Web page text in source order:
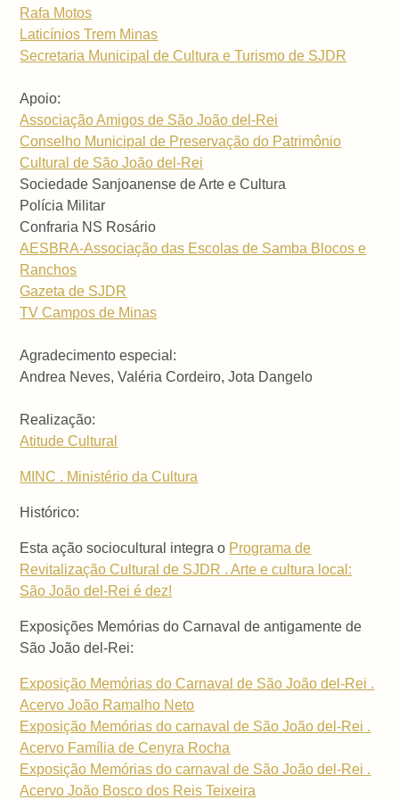
Rafa Motos
Laticínios Trem Minas
Secretaria Municipal de Cultura e Turismo de SJDR
Apoio:
Associação Amigos de São João del-Rei
Conselho Municipal de Preservação do Patrimônio
Cultural de São João del-Rei
Sociedade Sanjoanense de Arte e Cultura
Polícia Militar
Confraria NS Rosário
AESBRA-Associação das Escolas de Samba Blocos e
Ranchos
Gazeta de SJDR
TV Campos de Minas
Agradecimento especial:
Andrea Neves, Valéria Cordeiro, Jota Dangelo
Realização:
Atitude Cultural
MINC . Ministério da Cultura
Histórico:
Esta ação sociocultural integra o Programa de
Revitalização Cultural de SJDR . Arte e cultura local:
São João del-Rei é dez!
Exposições Memórias do Carnaval de antigamente de
São João del-Rei:
Exposição Memórias do Carnaval de São João del-Rei .
Acervo João Ramalho Neto
Exposição Memórias do carnaval de São João del-Rei .
Acervo Família de Cenyra Rocha
Exposição Memórias do carnaval de São João del-Rei .
Acervo João Bosco dos Reis Teixeira